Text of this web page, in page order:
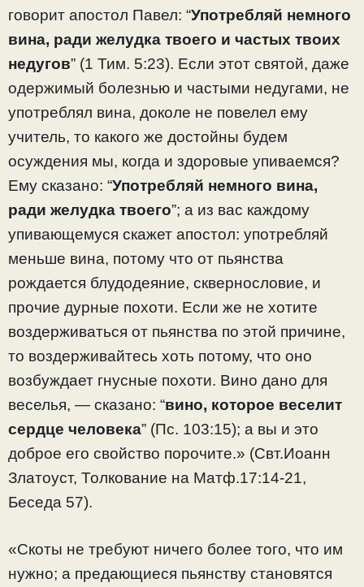
говорит апостол Павел: “Употребляй немного
вина, ради желудка твоего и частых твоих
недугов” (1 Тим. 5:23). Если этот святой, даже
одержимый болезнью и частыми недугами, не
употреблял вина, доколе не повелел ему
учитель, то какого же достойны будем
осуждения мы, когда и здоровые упиваемся?
Ему сказано: “Употребляй немного вина,
ради желудка твоего”; а из вас каждому
упивающемуся скажет апостол: употребляй
меньше вина, потому что от пьянства
рождается блудодеяние, сквернословие, и
прочие дурные похоти. Если же не хотите
воздерживаться от пьянства по этой причине,
то воздерживайтесь хоть потому, что оно
возбуждает гнусные похоти. Вино дано для
веселья, — сказано: “вино, которое веселит
сердце человека” (Пс. 103:15); а вы и это
доброе его свойство порочите.» (Свт.Иоанн
Златоуст, Толкование на Матф.17:14-21,
Беседа 57).
«Скоты не требуют ничего более того, что им
нужно; а предающиеся пьянству становятся